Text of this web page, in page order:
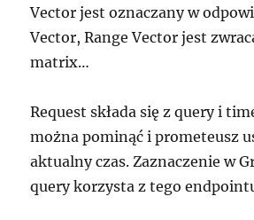
Vector jest oznaczany w
Vector, Range Vector jest
matrix…
Request składa się z query i
można pominąć i prometeusz
aktualny czas. Zaznaczenie w
query korzysta z tego